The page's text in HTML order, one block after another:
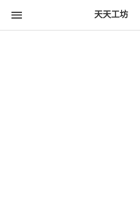
天天工坊